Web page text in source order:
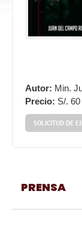
Autor: Min.
Precio: S/. 60
SOLICITUD DE
PRENSA